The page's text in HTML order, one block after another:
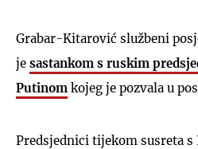
Grabar-Kitarović službeni
je sastankom s ruskim
Putinom kojeg je pozvala u
Predsjednici tijekom susreta